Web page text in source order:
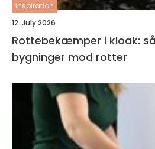
inspiration
12. July 2026
Rottebekæmper i kloak:
bygninger mod rotter